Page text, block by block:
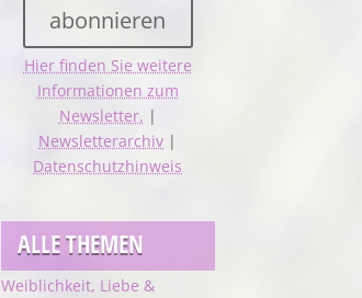
abonnieren
Hier finden Sie weitere
Informationen zum
Newsletter. |
Newsletterarchiv |
Datenschutzhinweis
ALLE THEMEN
Weiblichkeit, Liebe &